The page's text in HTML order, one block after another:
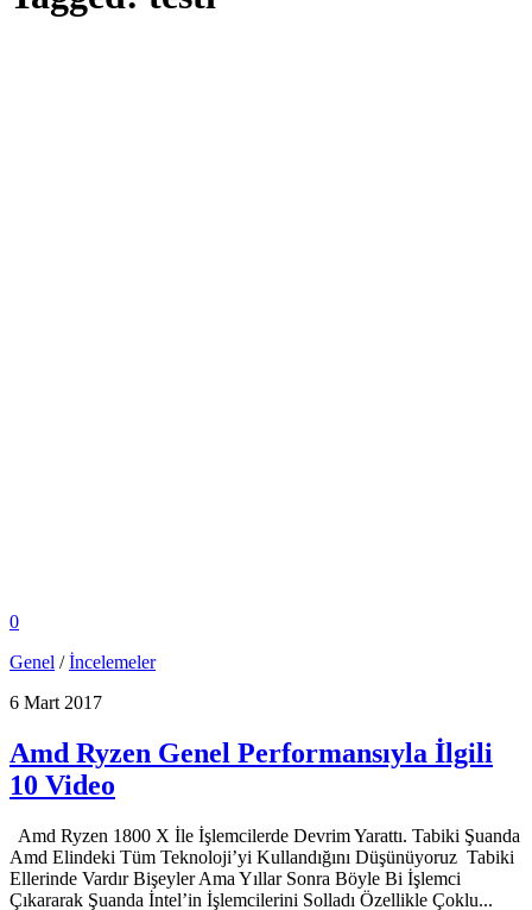
0
Genel /İncelemeler
6 Mart 2017
Amd Ryzen Genel Performansıyla İlgili
10 Video
Amd Ryzen 1800 X İle İşlemcilerde Devrim Yarattı. Tabiki Şuanda
Amd Elindeki Tüm Teknoloji’yi Kullandığını Düşünüyoruz Tabiki
Ellerinde Vardır Bişeyler Ama Yıllar Sonra Böyle Bi İşlemci
Çıkararak Şuanda İntel’in İşlemcilerini Solladı Özellikle Çoklu...